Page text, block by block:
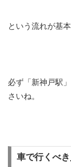
という流れが基
必ず「新神戸駅
さいね。
車で行くべ